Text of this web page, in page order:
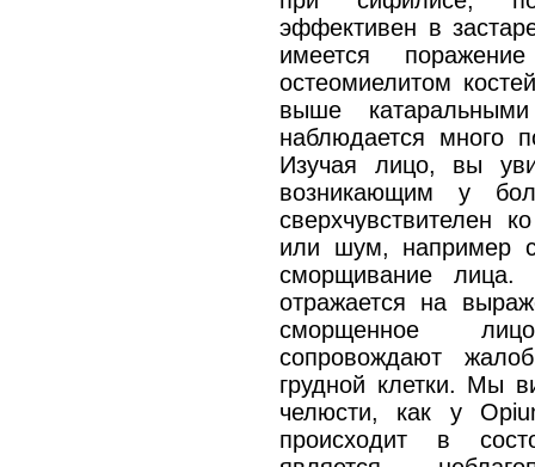
эффективен в
имеется
остеомиелитом
выше
наблюдается много
Изучая лицо, вы
возникающим у
сверхчувствителен
или шум, например
сморщивание лица.
отражается на
сморщенное
сопровождают
грудной клетки. Мы
челюсти, как у
происходит в